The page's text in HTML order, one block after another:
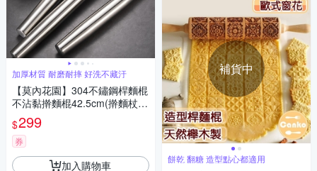
加厚材質 耐磨耐摔 好洗不藏汙
【莫內花園】304不鏽鋼桿麵棍
不沾黏擀麵棍42.5cm(擀麵杖
桿麵棒 桿餃子皮)
$299
券
加入購物車
補貨中
餅乾 翻糖 造型點心都適用